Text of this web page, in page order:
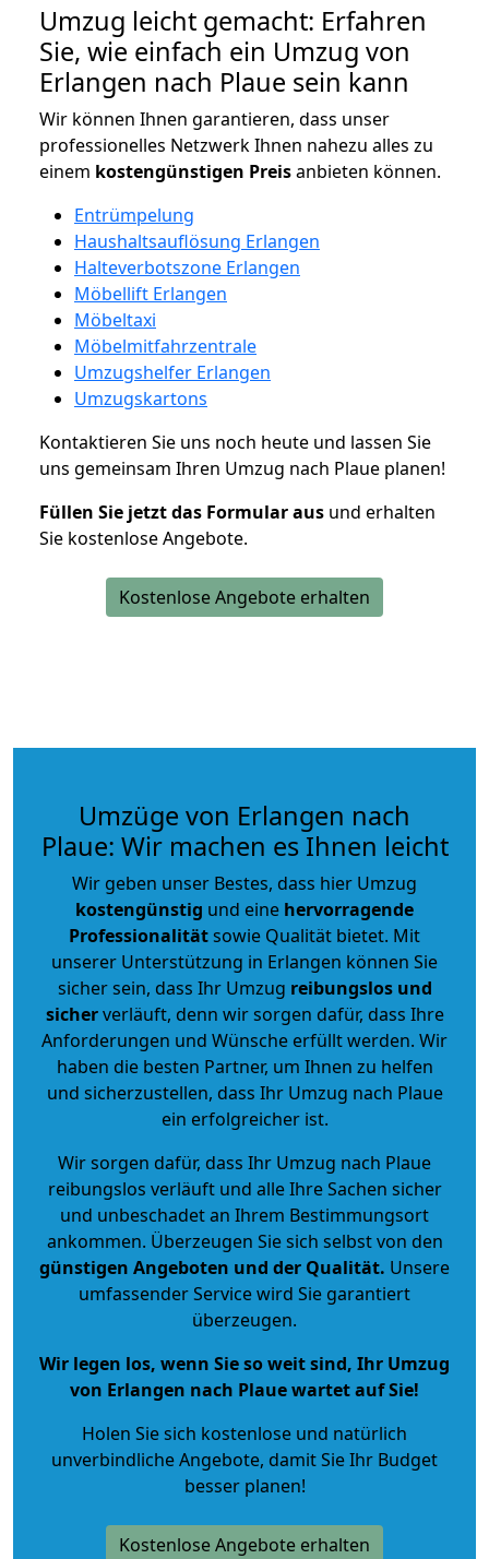
Umzug leicht gemacht: Erfahren
Sie, wie einfach ein Umzug von
Erlangen nach Plaue sein kann
Wir können Ihnen garantieren, dass unser
professionelles Netzwerk Ihnen nahezu alles zu
einem kostengünstigen Preisanbieten können.
Entrümpelung
Haushaltsauflösung Erlangen
Halteverbotszone Erlangen
Möbellift Erlangen
Möbeltaxi
Möbelmitfahrzentrale
Umzugshelfer Erlangen
Umzugskartons
Kontaktieren Sie uns noch heute und lassen Sie
uns gemeinsam Ihren Umzug nach Plaue planen!
Füllen Sie jetzt das Formular aus und erhalten
Sie kostenlose Angebote.
Kostenlose Angebote erhalten
Umzüge von Erlangen nach
Plaue: Wir machen es Ihnen leicht
Wir geben unser Bestes, dass hier Umzug
kostengünstig und eine hervorragende
Professionalitätsowie Qualität bietet. Mit
unserer Unterstützung in Erlangen können Sie
sicher sein, dass Ihr Umzug reibungslos und
sicherverläuft, denn wir sorgen dafür, dass Ihre
Anforderungen und Wünsche erfüllt werden. Wir
haben die besten Partner, um Ihnen zu helfen
und sicherzustellen, dass Ihr Umzug nach Plaue
ein erfolgreicher ist.
Wir sorgen dafür, dass Ihr Umzug nach Plaue
reibungslos verläuft und alle Ihre Sachen sicher
und unbeschadet an Ihrem Bestimmungsort
ankommen. Überzeugen Sie sich selbst von den
günstigen Angeboten und der Qualität. Unsere
umfassender Service wird Sie garantiert
überzeugen.
Wir legen los, wenn Sie so weit sind, Ihr Umzug
von Erlangen nach Plaue wartet auf Sie!
Holen Sie sich kostenlose und natürlich
unverbindliche Angebote, damit Sie Ihr Budget
besser planen!
Kostenlose Angebote erhalten